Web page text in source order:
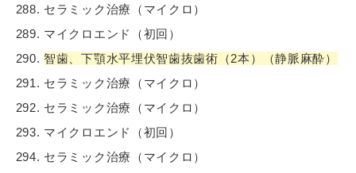
セラミック治療（マイクロ）
マイクロエンド（初回）
智歯、下顎水平埋伏智歯抜歯術（2本）（静脈麻酔）
セラミック治療（マイクロ）
セラミック治療（マイクロ）
マイクロエンド（初回）
セラミック治療（マイクロ）